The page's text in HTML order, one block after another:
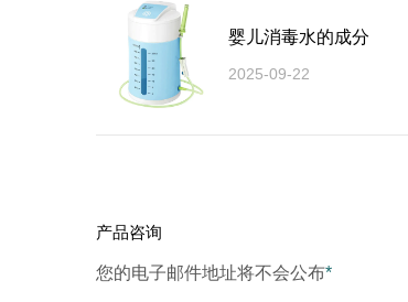
婴儿消毒水的成分
2025-09-22
产品咨询
您的电子邮件地址将不会公布*